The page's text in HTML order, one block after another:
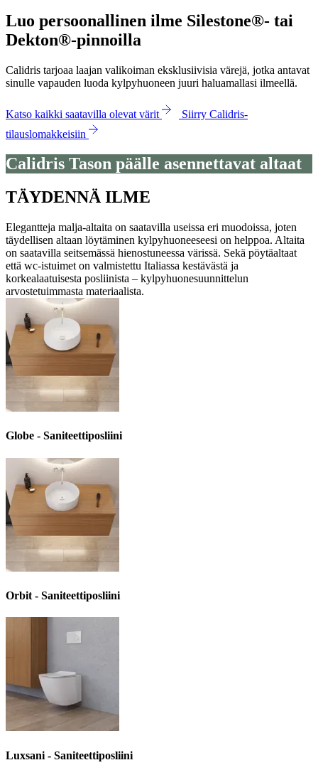
Luo persoonallinen ilme Silestone®- tai
Dekton®-pinnoilla
Calidris tarjoaa laajan valikoiman eksklusiivisia värejä, jotka antavat
sinulle vapauden luoda kylpyhuoneen juuri haluamallasi ilmeellä.
Katso kaikki saatavilla olevat värit
Siirry Calidris-
tilauslomakkeisiin
Calidris Tason päälle asennettavat altaat
TÄYDENNÄ ILME
Elegantteja malja-altaita on saatavilla useissa eri muodoissa, joten
täydellisen altaan löytäminen kylpyhuoneeseesi on helppoa. Altaita
on saatavilla seitsemässä hienostuneessa värissä. Sekä pöytäaltaat
että wc-istuimet on valmistettu Italiassa kestävästä ja
korkealaatuisesta posliinista – kylpyhuonesuunnittelun
arvostetuimmasta materiaalista.
Globe - Saniteettiposliini
Orbit - Saniteettiposliini
Luxsani - Saniteettiposliini